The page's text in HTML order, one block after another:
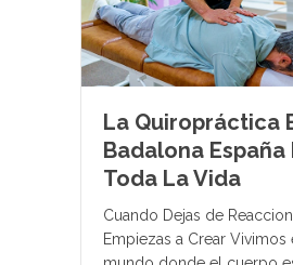
La Quiropráctica
Badalona España
Toda La Vida
Cuando Dejas de
Empiezas a Crear Vivimos